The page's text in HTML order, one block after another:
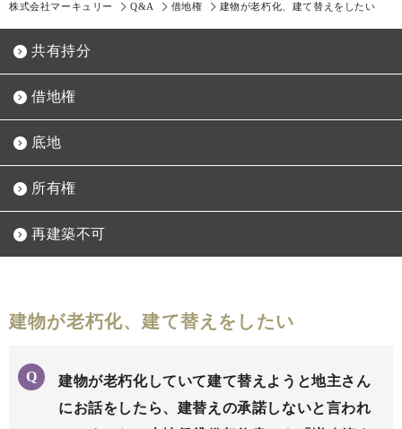
株式会社マーキュリー Q&A 借地権 建物が老朽化、建て替えをしたい
共有持分
借地権
底地
所有権
再建築不可
建物が老朽化、建て替えをしたい
建物が老朽化していて建て替えようと地主さん
にお話をしたら、建替えの承諾しないと言われ